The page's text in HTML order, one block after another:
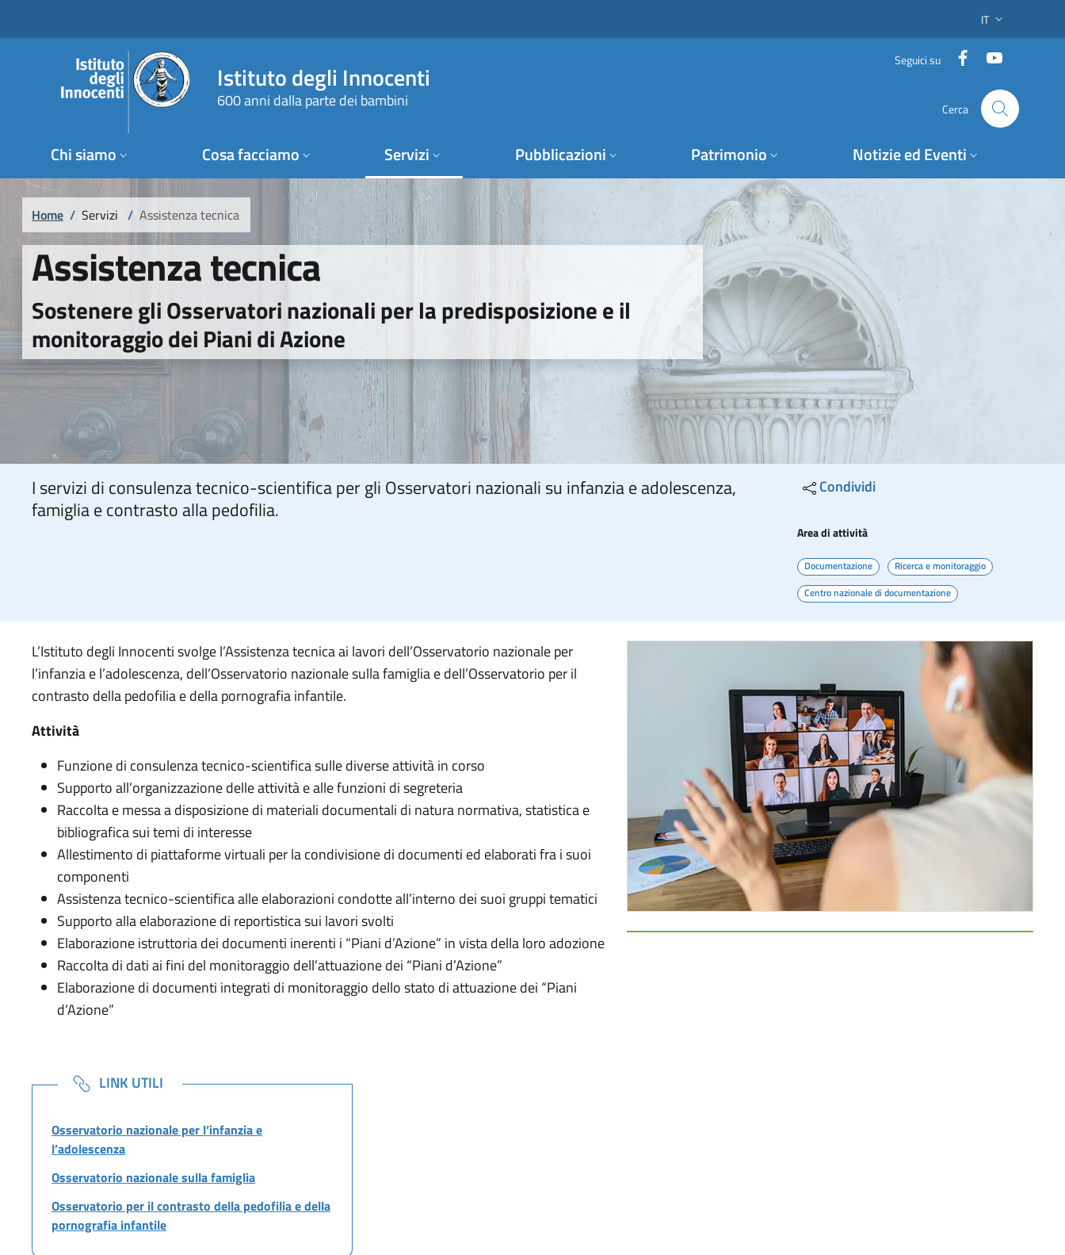
SELETTORE
IT
Istituto degli Innocenti
600 anni dalla parte dei bambini
Seguici su Facebook
Cerca
Chi siamo Cosa facciamo Servizi Pubblicazioni Patrimonio Notizie ed Eventi
Briciole di pane
Home / Servizi / Assistenza tecnica
Assistenza tecnica
Sostenere gli Osservatori nazionali per la predisposizione e il
monitoraggio dei Piani di Azione
I servizi di consulenza tecnico-scientifica per gli Osservatori nazionali su infanzia e adolescenza,
famiglia e contrasto alla pedofilia.
Condividi
Area di attività
Documentazione
Ricerca e monitoraggio
Centro nazionale di documentazione
L’Istituto degli Innocenti svolge l’Assistenza tecnica ai lavori dell’Osservatorio nazionale per
l’infanzia e l’adolescenza, dell’Osservatorio nazionale sulla famiglia e dell’Osservatorio per il
contrasto della pedofilia e della pornografia infantile.
Attività
Funzione di consulenza tecnico-scientifica sulle diverse attività in corso
Supporto all’organizzazione delle attività e alle funzioni di segreteria
Raccolta e messa a disposizione di materiali documentali di natura normativa, statistica e
bibliografica sui temi di interesse
Allestimento di piattaforme virtuali per la condivisione di documenti ed elaborati fra i suoi
componenti
Assistenza tecnico-scientifica alle elaborazioni condotte all’interno dei suoi gruppi tematici
Supporto alla elaborazione di reportistica sui lavori svolti
Elaborazione istruttoria dei documenti inerenti i “Piani d’Azione” in vista della loro adozione
Raccolta di dati ai fini del monitoraggio dell’attuazione dei “Piani d’Azione”
Elaborazione di documenti integrati di monitoraggio dello stato di attuazione dei “Piani
d’Azione”
NOTE
LINK UTILI
Osservatorio nazionale per l’infanzia e
l’adolescenza
Osservatorio nazionale sulla famiglia
Osservatorio per il contrasto della pedofilia e della
pornografia infantile